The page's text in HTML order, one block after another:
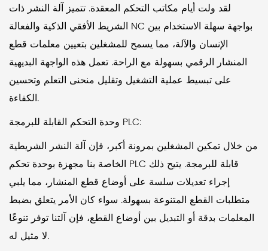
لقد ولت أيام مكاتب التحكم المعقدة. تتميز آلة النشر ذات
الشريط الأفقي الذكية والفعالة NC بواجهة سهلة الاستخدام بين
الإنسان والآلة، مما يسمح للمشغلين بتعيين معلمات قطع
المنشار الرقمي بسهولة مع الراحة. تعمل هذه الواجهة البديهية
على تبسيط عملية التشغيل وتقليل منحنى التعلم وتحسين
الكفاءة.
وحدة التحكم القابلة للبرمجة PLC:
من خلال تمكين المشغلين بمرونة أكبر، فإن آلة النشر الشريطية
الخاصة بنا مجهزة بوحدة تحكم PLC قابلة للبرمجة. يتيح ذلك
إجراء تعديلات سلسة على أوضاع قطع المنشار، مما يلبي
متطلبات القطع المتنوعة بسهولة. سواء كان الأمر يتعلق بضبط
المعلمات بدقة أو التبديل بين أوضاع القطع، فإن آلتنا توفر تنوعًا
لا مثيل له.